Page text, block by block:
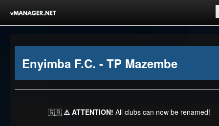
Competições
Enyimba F.C. - TP Mazembe
🇬🇧 ⚠️ ATTENTION! All clubs can now be renamed!